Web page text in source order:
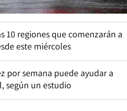
10 regiones que comenzarán a
este miércoles
por semana puede ayudar a
según un estudio